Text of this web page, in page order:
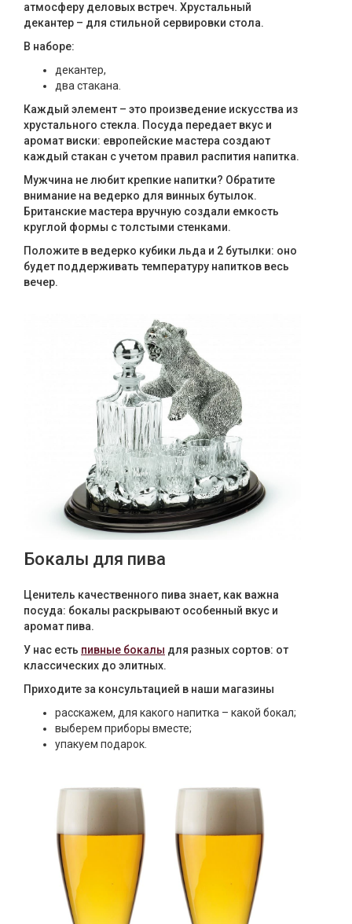
атмосферу деловых встреч. Хрустальный
декантер – для стильной сервировки стола.
В наборе:
декантер,
два стакана.
Каждый элемент – это произведение искусства из
хрустального стекла. Посуда передает вкус и
аромат виски: европейские мастера создают
каждый стакан с учетом правил распития напитка.
Мужчина не любит крепкие напитки? Обратите
внимание на ведерко для винных бутылок.
Британские мастера вручную создали емкость
круглой формы с толстыми стенками.
Положите в ведерко кубики льда и 2 бутылки: оно
будет поддерживать температуру напитков весь
вечер.
Бокалы для пива
Ценитель качественного пива знает, как важна
посуда: бокалы раскрывают особенный вкус и
аромат пива.
У нас есть пивные бокалы для разных сортов: от
классических до элитных.
Приходите за консультацией в наши магазины
расскажем, для какого напитка – какой бокал;
выберем приборы вместе;
упакуем подарок.